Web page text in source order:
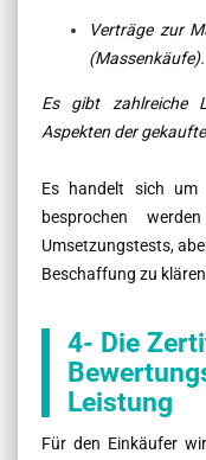
Verträge zur
(Massenkäufe).
Es gibt zahlreiche
Aspekten der
Es handelt sich um
besprochen
Umsetzungstests,
Beschaffung zu
4- Die
Leistung
Für den Einkäufer